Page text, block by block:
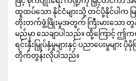
ထူထပ်သော နိုင်ငံများသို့ တင်ပို့နိုင်ပါက မြ
တိုးတက်ဖွံ့ဖြိုးမှုအတွက် ကြီးမားသော တွ
မည်မှာ သေချာပါသည်။ ထို့ကြောင့် ဤက
ရင်းနှီးမြှုပ်နှံမှုများနှင့် ပညာပေးမှုများ
တိုက်တွန်းလိုပါသည်။